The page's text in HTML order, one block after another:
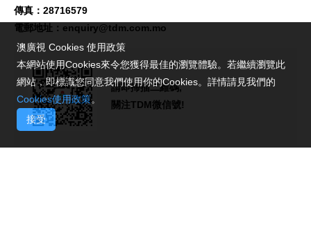
傳真：28716579
電郵地址： enquiry@tdm.com.mo
請即掃描二維碼,
關注TDM微信號!
澳廣視 Cookies 使用政策
本網站使用Cookies來令您獲得最佳的瀏覽體驗。若繼續瀏覽此
網站，即標識您同意我們使用你的Cookies。詳情請見我們的
Cookies使用政策。
接受